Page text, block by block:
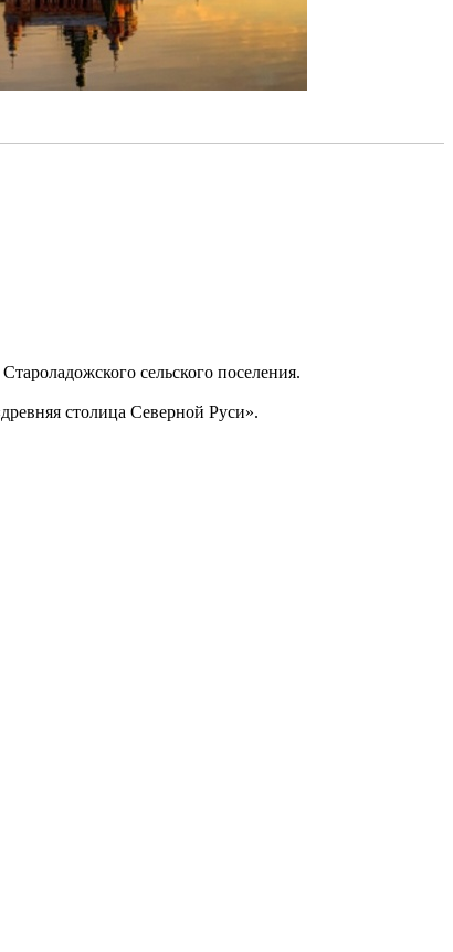
сельского поселения.
столица Северной Руси».